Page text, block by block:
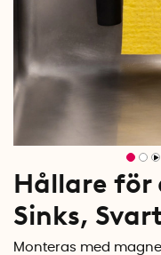
Hållare för
Sinks,
Monteras med